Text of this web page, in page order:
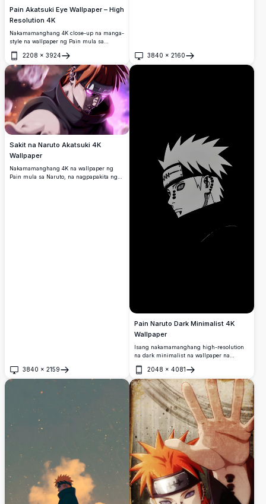
Pain Akatsuki Eye Wallpaper – High
Resolution 4K
Nakamamanghang 4K close-up na manga-
style na wallpaper ng Pain mula sa
Naruto, na nagtatampok sa kanyang iconic
na Rinnegan eye sa dramatic black and
white ink art na may bold contrasts at
masalimuot na detalye.
2208 × 3924
Buksan
3840 × 2160
Buksan
Sakit na Naruto Akatsuki 4K
Wallpaper
Nakamamanghang 4K na wallpaper ng
Pain mula sa Naruto, na nagpapakita ng
3840 × 2159
Buksan
Pain Naruto Dark Minimalist 4K
Wallpaper
Isang nakamamanghang high-resolution
na dark minimalist na wallpaper na
2048 × 4081
Buksan